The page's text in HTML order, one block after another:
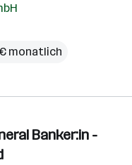
monatlich
Banker:in -